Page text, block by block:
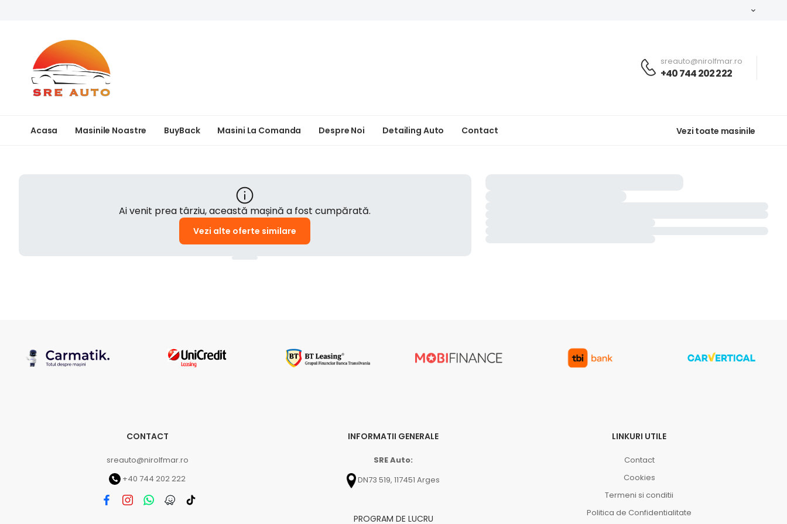
sreauto@nirolfmar.ro
+40 744 202 222
Acasa Masinile Noastre BuyBack Masini La Comanda Despre Noi Detailing Auto Contact Vezi toate masinile
Ai venit prea târziu, această mașină a fost cumpărată.
Vezi alte oferte similare
CONTACT
sreauto@nirolfmar.ro
+40 744 202 222
INFORMATII GENERALE
SRE Auto:
DN73 519, 117451 Arges
PROGRAM DE LUCRU
LINKURI UTILE
Contact
Cookies
Termeni si conditii
Politica de Confidentialitate